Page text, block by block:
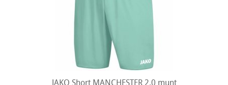
JAKO Short MANCHESTER 2.0 munt